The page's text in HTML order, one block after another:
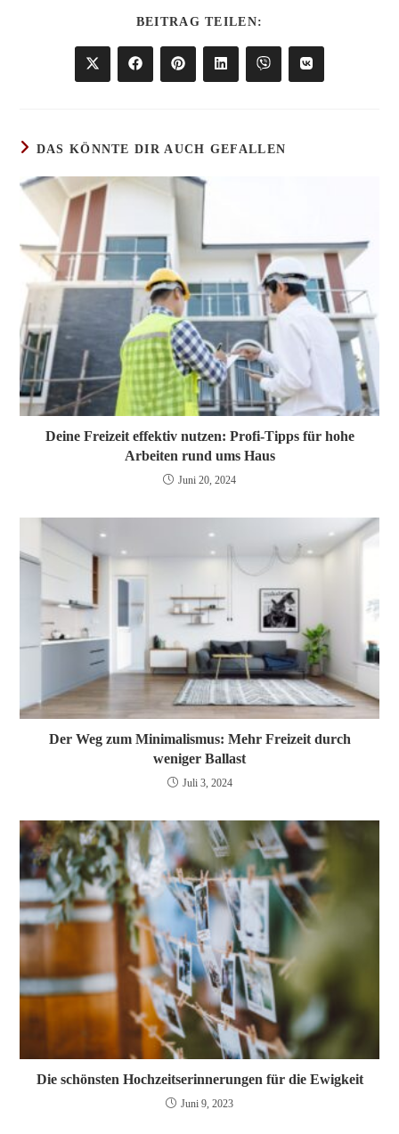
BEITRAG TEILEN:
TEILEN
Öffnet
in
Öffnet
in
Öffnet
in
Öffnet
in
Öffnet
in
Öffnet
in
DAS KÖNNTE DIR AUCH GEFALLEN
Deine Freizeit effektiv nutzen: Profi-Tipps für hohe
Arbeiten rund ums Haus
Juni 20, 2024
Der Weg zum Minimalismus: Mehr Freizeit durch
weniger Ballast
Juli 3, 2024
Die schönsten Hochzeitserinnerungen für die Ewigkeit
Juni 9, 2023